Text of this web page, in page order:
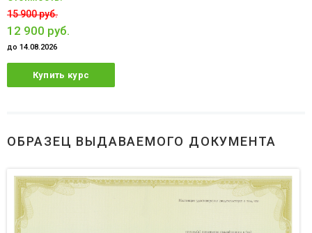
15 900 руб.
12 900 руб.
до 14.08.2026
Купить курс
ОБРАЗЕЦ ВЫДАВАЕМОГО ДОКУМЕНТА